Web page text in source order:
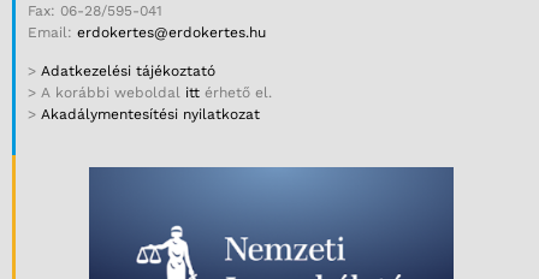
Fax: 06-28/595-041
Email: erdokertes@erdokertes.hu
> Adatkezelési tájékoztató
> A korábbi weboldal itt érhető el.
> Akadálymentesítési nyilatkozat